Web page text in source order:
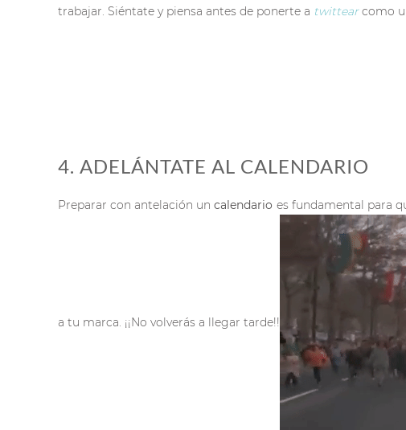
trabajar. Siéntate y piensa antes de ponerte a twittearcomo
4. ADELÁNTATE AL CALENDARIO
Preparar con antelación uncalendario es fundamental para
a tu marca. ¡¡No volverás a llegar tarde!!